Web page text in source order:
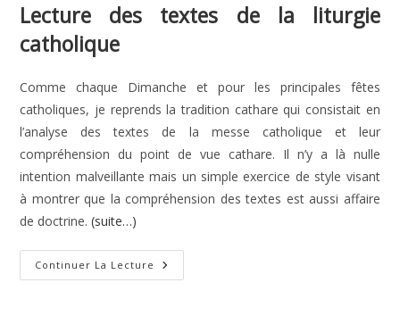
Lecture des textes de la liturgie
catholique
Comme chaque Dimanche et pour les principales fêtes
catholiques, je reprends la tradition cathare qui consistait en
l’analyse des textes de la messe catholique et leur
compréhension du point de vue cathare. Il n’y a là nulle
intention malveillante mais un simple exercice de style visant
à montrer que la compréhension des textes est aussi affaire
de doctrine.(suite…)
Continuer La Lecture 7e
Dimanche